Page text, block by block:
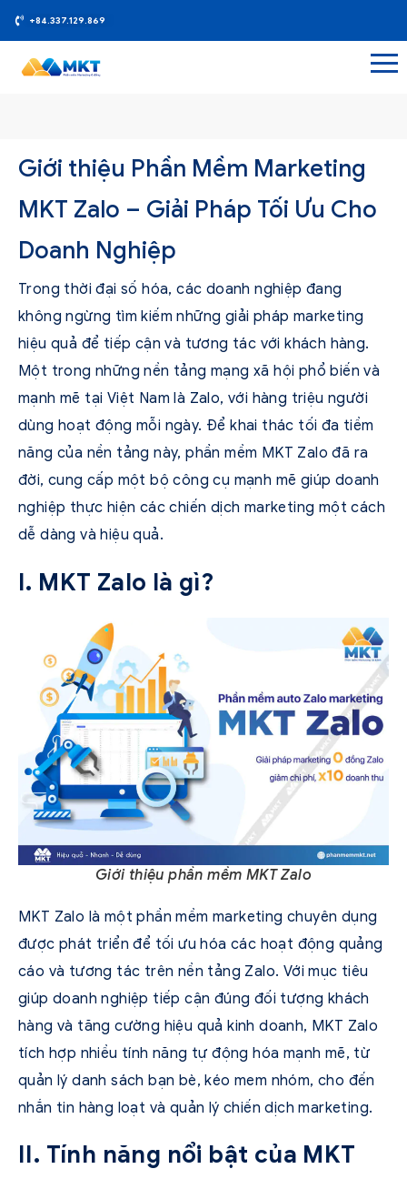
+84.337.129.869
Giới thiệu Phần Mềm Marketing
MKT Zalo – Giải Pháp Tối Ưu Cho
Doanh Nghiệp
Trong thời đại số hóa, các doanh nghiệp đang
không ngừng tìm kiếm những giải pháp marketing
hiệu quả để tiếp cận và tương tác với khách hàng.
Một trong những nền tảng mạng xã hội phổ biến và
mạnh mẽ tại Việt Nam là Zalo, với hàng triệu người
dùng hoạt động mỗi ngày. Để khai thác tối đa tiềm
năng của nền tảng này, phần mềm MKT Zalo đã ra
đời, cung cấp một bộ công cụ mạnh mẽ giúp doanh
nghiệp thực hiện các chiến dịch marketing một cách
dễ dàng và hiệu quả.
I. MKT Zalo là gì?
Giới thiệu phần mềm MKT Zalo
MKT Zalo là một phần mềm marketing chuyên dụng
được phát triển để tối ưu hóa các hoạt động quảng
cáo và tương tác trên nền tảng Zalo. Với mục tiêu
giúp doanh nghiệp tiếp cận đúng đối tượng khách
hàng và tăng cường hiệu quả kinh doanh, MKT Zalo
tích hợp nhiều tính năng tự động hóa mạnh mẽ, từ
quản lý danh sách bạn bè, kéo mem nhóm, cho đến
nhắn tin hàng loạt và quản lý chiến dịch marketing.
II. Tính năng nổi bật của MKT